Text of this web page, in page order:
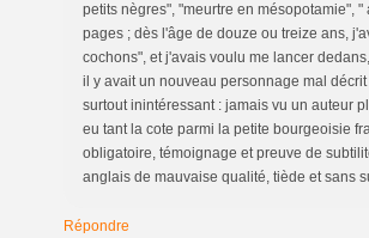
petits nègres", "meurtre en mésopotamie",
pages ; dès l'âge de douze ou treize ans,
cochons", et j'avais voulu me lancer
il y avait un nouveau personnage mal
surtout inintéressant : jamais vu un auteur
eu tant la cote parmi la petite bourgeoisie
obligatoire, témoignage et preuve de
anglais de mauvaise qualité, tiède et sans
Répondre